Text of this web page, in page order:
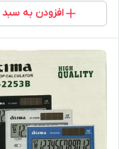
افزودن به سبد